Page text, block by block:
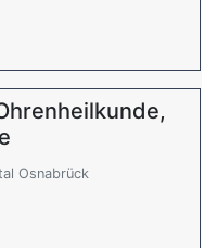
Osnabrück